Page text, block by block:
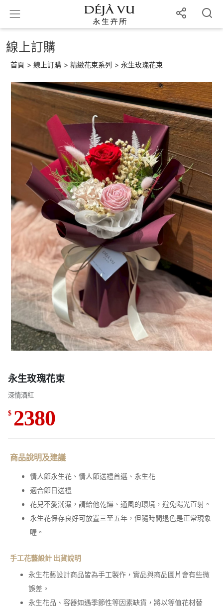
線上訂購
首頁 > 線上訂購 > 精緻花束系列 > 永生玫瑰花束
永生玫瑰花束
深情酒紅
$ 2380
商品說明及建議
情人節永生花、情人節送禮首選、永生花
適合節日送禮
花兒不愛潮濕，請給他乾燥、通風的環境，避免陽光直射。
永生花保存良好可放置三至五年，但隨時間退色是正常現象
喔。
手工花藝設計 出貨說明
永生花藝設計商品皆為手工製作，實品與商品圖片會有些微
誤差。
永生花品、容器如遇季節性等因素缺貨，將以等值花材替